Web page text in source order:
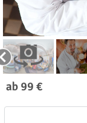
ab 99 €